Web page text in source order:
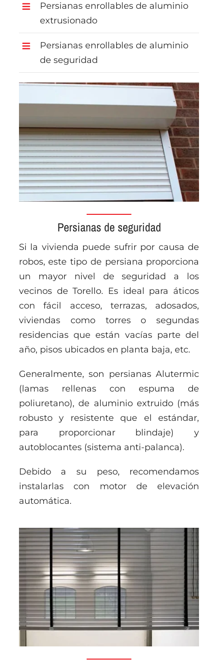
Persianas enrollables de aluminio
extrusionado
Persianas enrollables de aluminio
de seguridad
Persianas de seguridad
Si la vivienda puede sufrir por causa de
robos, este tipo de persiana proporciona
un mayor nivel de seguridad a los
vecinos de Torello. Es ideal para áticos
con fácil acceso, terrazas, adosados,
viviendas como torres o segundas
residencias que están vacías parte del
año, pisos ubicados en planta baja, etc.
Generalmente, son persianas Alutermic
(lamas rellenas con espuma de
poliuretano), de aluminio extruido (más
robusto y resistente que el estándar,
para proporcionar blindaje) y
autoblocantes (sistema anti-palanca).
Debido a su peso, recomendamos
instalarlas con motor de elevación
automática.